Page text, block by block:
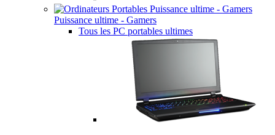
Puissance ultime - Gamers
Tous les PC portables ultimes